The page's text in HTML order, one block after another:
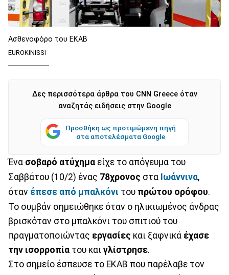
Ασθενοφόρο του ΕΚΑΒ
EUROKINISSI
Δες περισσότερα άρθρα του CNN Greece όταν
αναζητάς ειδήσεις στην Google
Προσθήκη ως προτιμώμενη πηγή
στα αποτελέσματα Google
Ένα σοβαρό ατύχημα είχε το απόγευμα του
Σαββάτου (10/2) ένας 78χρονος στα Ιωάννινα,
όταν έπεσε από μπαλκόνι του πρώτου ορόφου.
Το συμβάν σημειώθηκε όταν ο ηλικιωμένος άνδρας
βρισκόταν στο μπαλκόνι του σπιτιού του
πραγματοποιώντας εργασίες και ξαφνικά έχασε
την ισορροπία του και γλίστρησε.
Στο σημείο έσπευσε το ΕΚΑΒ που παρέλαβε τον